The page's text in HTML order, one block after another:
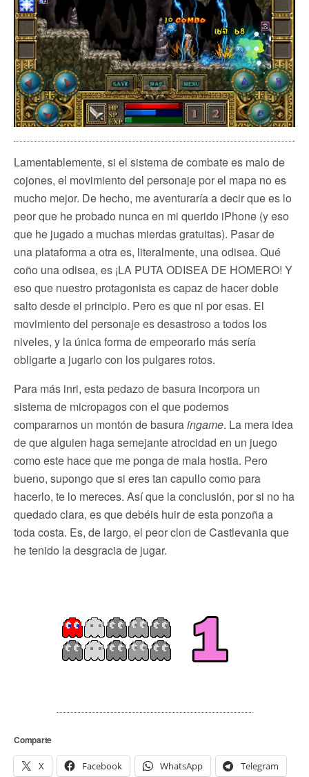
Lamentablemente, si el sistema de combate es malo de
cojones, el movimiento del personaje por el mapa no es
mucho mejor. De hecho, me aventuraría a decir que es lo
peor que he probado nunca en mi querido iPhone (y eso
que he jugado a muchas mierdas gratuitas). Pasar de
una plataforma a otra es, literalmente, una odisea. Qué
coño una odisea, es ¡LA PUTA ODISEA DE HOMERO! Y
eso que nuestro protagonista es capaz de hacer doble
salto desde el principio. Pero es que ni por esas. El
movimiento del personaje es desastroso a todos los
niveles, y la única forma de empeorarlo más sería
obligarte a jugarlo con los pulgares rotos.
Para más inri, esta pedazo de basura incorpora un
sistema de micropagos con el que podemos
compararnos un montón de basuraingame. La mera idea
de que alguien haga semejante atrocidad en un juego
como este hace que me ponga de mala hostia. Pero
bueno, supongo que si eres tan capullo como para
hacerlo, te lo mereces. Así que la conclusión, por si no ha
quedado clara, es que debéis huir de esta ponzoña a
toda costa. Es, de largo, el peor clon de Castlevania que
he tenido la desgracia de jugar.
Comparte
X Facebook WhatsApp Telegram